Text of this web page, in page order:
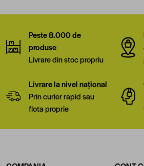
Peste 8.000 de
produse
Livrare din stoc propriu
Livrare la nivel național
Prin curier rapid sau
flota proprie